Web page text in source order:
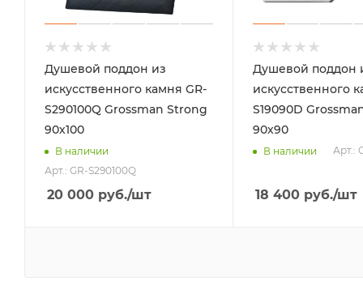
Душевой поддон из
искусственного камня GR-
S290100Q Grossman Strong
90х100
В наличии
Арт.: GR-S290100Q
20 000 руб./шт
Душевой поддон
искусственного
S19090D
90х90
В наличии Арт.:
18 400руб./шт